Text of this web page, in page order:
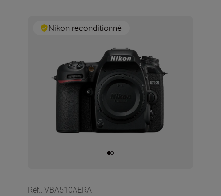
Nikon reconditionné
Réf.: VBA510AERA